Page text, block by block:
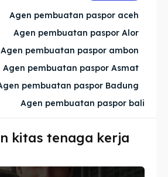
Agen pembuatan paspor aceh
Agen pembuatan paspor Alor
Agen pembuatan paspor ambon
Agen pembuatan paspor Asmat
pembuatan paspor Badung
Agen pembuatan paspor bali
kitas tenaga kerja